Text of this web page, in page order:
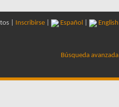
| Inscribirse Español English
Búsqueda avanzada